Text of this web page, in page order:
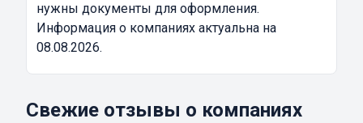
нужны документы для оформления.
Информация о компаниях актуальна на
08.08.2026.
Свежие отзывы о компаниях